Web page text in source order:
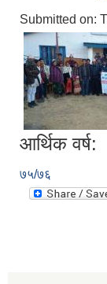
Submitted on:
आर्थिक वर्ष:
७५/७६